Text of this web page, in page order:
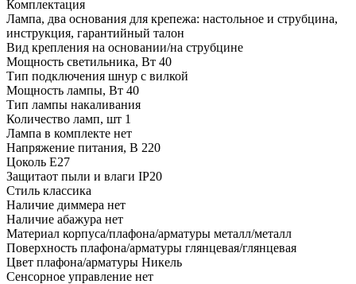
Комплектация
Лампа, два основания для крепежа: настольное и струбцина,
инструкция, гарантийный талон
Вид крепления на основании/на струбцине
Мощность светильника, Вт 40
Тип подключения шнур с вилкой
Мощность лампы, Вт 40
Тип лампы накаливания
Количество ламп, шт 1
Лампа в комплекте нет
Напряжение питания, В 220
Цоколь E27
Защитаот пыли и влаги IP20
Стиль классика
Наличие диммера нет
Наличие абажура нет
Материал корпуса/плафона/арматуры металл/металл
Поверхность плафона/арматуры глянцевая/глянцевая
Цвет плафона/арматуры Никель
Сенсорное управление нет